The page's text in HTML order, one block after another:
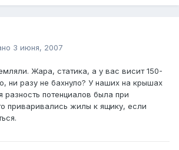
3 июня, 2007
Жара, статика, а у вас висит 150-
ни разу не бахнуло? У наших на крышах
разность потенциалов была при
приваривались жилы к ящику, если